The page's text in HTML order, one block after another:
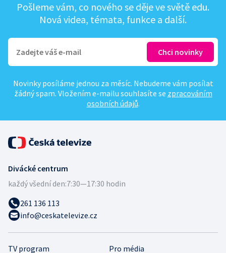
Pošleme vám, co nového se děje ve světě edu.
Nová videa, témata, funkce a další.
Novinky posíláme jednou za měsíc. Nebudeme vám posílat
žádný spam. Vložením e-mailu souhlasíte se zpracováním
osobních údajů.